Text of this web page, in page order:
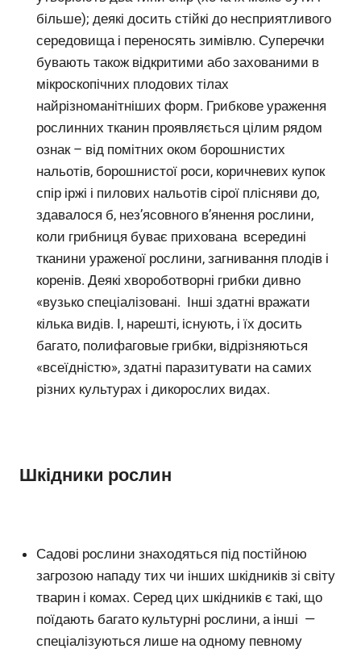
більше); деякі досить стійкі до несприятливого
середовища і переносять зимівлю. Суперечки
бувають також відкритими або захованими в
мікроскопічних плодових тілах
найрізноманітніших форм. Грибкове ураження
рослинних тканин проявляється цілим рядом
ознак – від помітних оком борошнистих
нальотів, борошнистої роси, коричневих купок
спір іржі і пилових нальотів сірої плісняви до,
здавалося б, нез’ясовного в’янення рослини,
коли грибниця буває прихована всередині
тканини ураженої рослини, загнивання плодів і
коренів. Деякі хвороботворні грибки дивно
«вузько спеціалізовані. Інші здатні вражати
кілька видів. І, нарешті, існують, і їх досить
багато, полифаговые грибки, відрізняються
«всеїдністю», здатні паразитувати на самих
різних культурах і дикорослих видах.
Шкідники рослин
Садові рослини знаходяться під постійною
загрозою нападу тих чи інших шкідників зі світу
тварин і комах. Серед цих шкідників є такі, що
поїдають багато культурні рослини, а інші —
спеціалізуються лише на одному певному